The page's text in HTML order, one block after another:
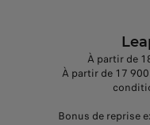
À partir de
À partir de 17
Bonus de reprise